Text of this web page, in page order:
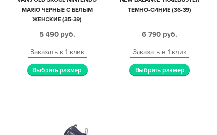
MARIO ЧЕРНЫЕ С БЕЛЫМ
ЖЕНСКИЕ (35-39)
5 490 руб.
Заказать в 1 клик
Выбрать размер
ТЕМНО-СИНИЕ (36-39)
6 790 руб.
Заказать в 1 клик
Выбрать размер